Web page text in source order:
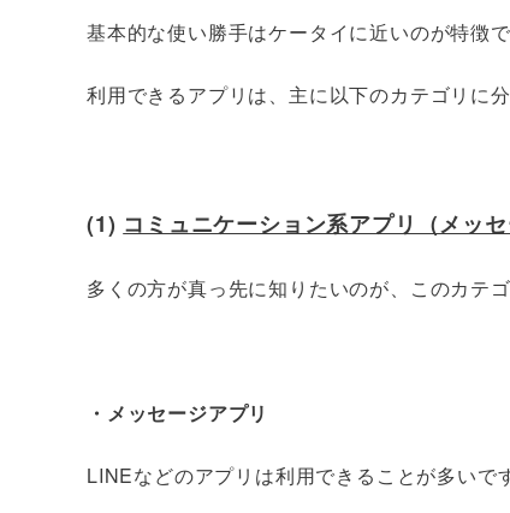
基本的な使い勝手はケータイに近いのが特徴で
利用できるアプリは、主に以下のカテゴリに分
(1) コミュニケーション系アプリ（メッセ
多くの方が真っ先に知りたいのが、このカテゴ
・メッセージアプリ
LINEなどのアプリは利用できることが多いです